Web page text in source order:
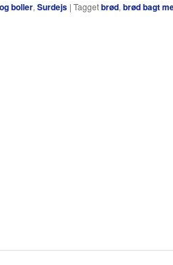
boller, Surdejs | Taggetbrød, brød bagt